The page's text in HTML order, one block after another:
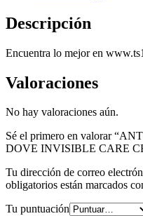
GR.
cantidad
Descripción
Encuentra lo mejor en
Valoraciones
No hay valoraciones aún.
Sé el primero en valorar
DOVE INVISIBLE CARE
Tu dirección de correo
obligatorios están marcados
Tu puntuación